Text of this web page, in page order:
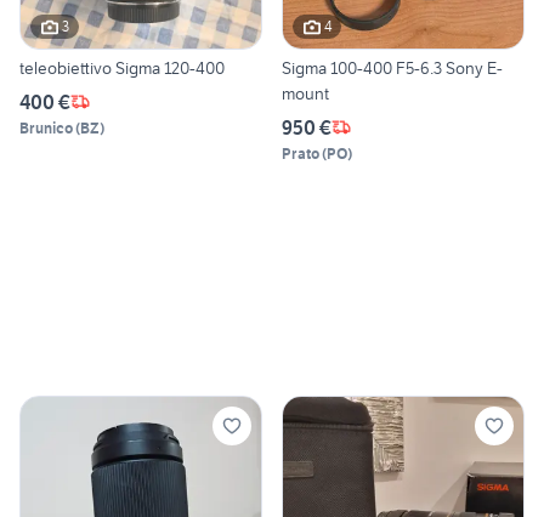
3
teleobiettivo Sigma 120-400
400 €
Brunico(BZ)
4
Sigma 100-400 F5-6.3 Sony E-
mount
950 €
Prato(PO)